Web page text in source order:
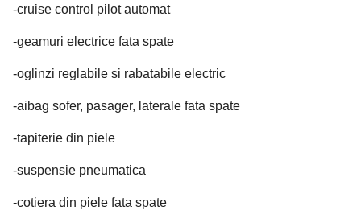
-cruise control pilot automat
-geamuri electrice fata spate
-oglinzi reglabile si rabatabile electric
-aibag sofer, pasager, laterale fata spate
-tapiterie din piele
-suspensie pneumatica
-cotiera din piele fata spate